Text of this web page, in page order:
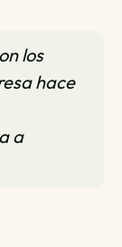
los
hace
a